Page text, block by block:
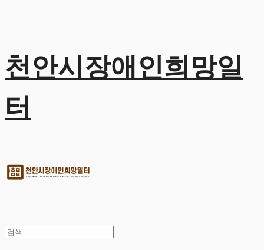
천안시장애인희망일
터